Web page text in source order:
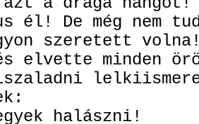
él! De még nem
szeretett
elvette minden
halászni!